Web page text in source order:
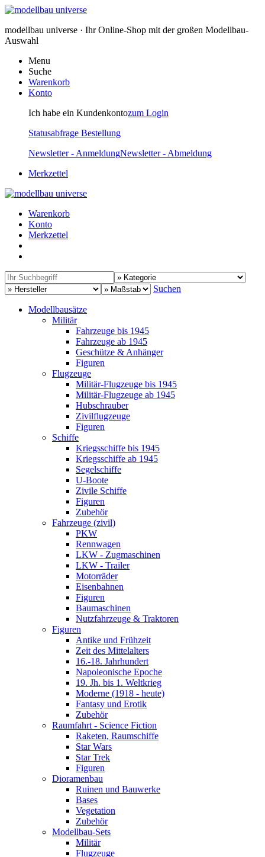
modellbau universe · Ihr Online-Shop mit der großen Modellbau-
Auswahl
Menu
Suche
Warenkorb
Konto
Ich habe ein Kundenkontozum Login
Statusabfrage Bestellung
Newsletter - AnmeldungNewsletter - Abmeldung
Merkzettel
Warenkorb
Konto
Merkzettel
Suchen
Modellbausätze
Militär
Fahrzeuge bis 1945
Fahrzeuge ab 1945
Geschütze & Anhänger
Figuren
Flugzeuge
Militär-Flugzeuge bis 1945
Militär-Flugzeuge ab 1945
Hubschrauber
Zivilflugzeuge
Figuren
Schiffe
Kriegsschiffe bis 1945
Kriegsschiffe ab 1945
Segelschiffe
U-Boote
Zivile Schiffe
Figuren
Zubehör
Fahrzeuge (zivil)
PKW
Rennwagen
LKW - Zugmaschinen
LKW - Trailer
Motorräder
Eisenbahnen
Figuren
Baumaschinen
Nutzfahrzeuge & Traktoren
Figuren
Antike und Frühzeit
Zeit des Mittelalters
16.-18. Jahrhundert
Napoleonische Epoche
19. Jh. bis 1. Weltkrieg
Moderne (1918 - heute)
Fantasy und Erotik
Zubehör
Raumfahrt - Science Fiction
Raketen, Raumschiffe
Star Wars
Star Trek
Figuren
Dioramenbau
Ruinen und Bauwerke
Bases
Vegetation
Zubehör
Modellbau-Sets
Militär
Flugzeuge